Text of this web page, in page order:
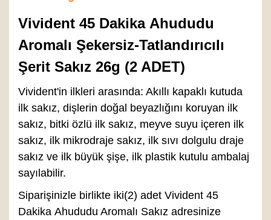
Vivident 45 Dakika Ahududu
Aromalı Şekersiz-Tatlandırıcılı
Şerit Sakız 26g (2 ADET)
Vivident'in ilkleri arasında: Akıllı kapaklı kutuda
ilk sakız, dişlerin doğal beyazlığını koruyan ilk
sakız, bitki özlü ilk sakız, meyve suyu içeren ilk
sakız, ilk mikrodraje sakız, ilk sıvı dolgulu draje
sakız ve ilk büyük şişe, ilk plastik kutulu ambalaj
sayılabilir.
Siparişinizle birlikte iki(2) adet Vivident 45
Dakika Ahududu Aromalı Sakız adresinize